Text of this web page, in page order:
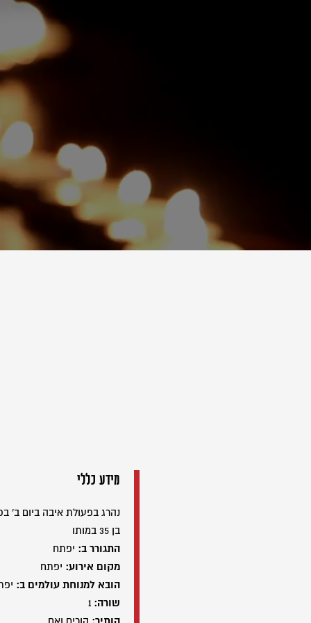
מידע כללי
נהרג בפעולת איבה ביום ב' בכסלו
בן 35 במותו
התגורר ב: יפתח
מקום אירוע: יפתח
הובא למנוחת עולמים ב:
שורה: